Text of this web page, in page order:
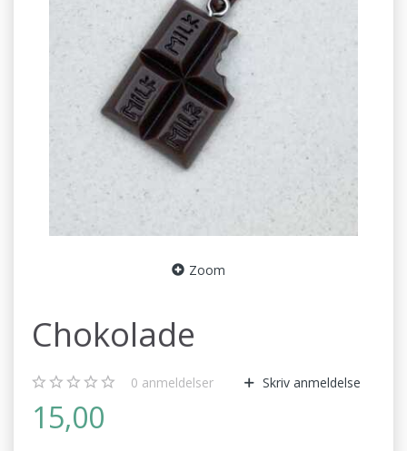
Zoom
Chokolade
0 anmeldelser Skriv anmeldelse
15,00